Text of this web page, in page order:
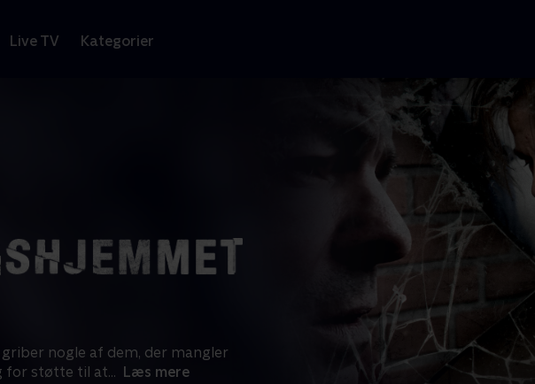
Live TV Kategorier
nogle af dem, der mangler
for støtte til at... Læs mere